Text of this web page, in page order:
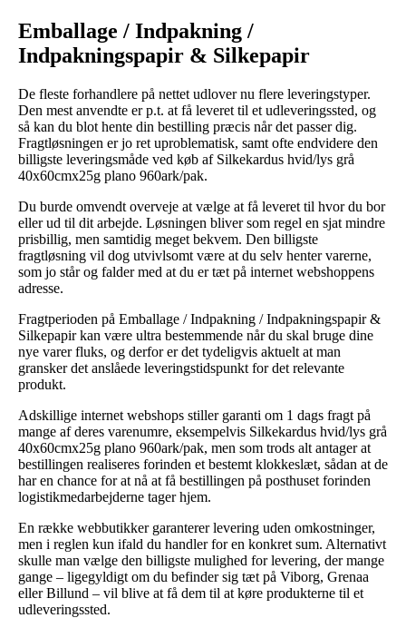
Emballage / Indpakning /
Indpakningspapir & Silkepapir
De fleste forhandlere på nettet udlover nu flere leveringstyper.
Den mest anvendte er p.t. at få leveret til et udleveringssted, og
så kan du blot hente din bestilling præcis når det passer dig.
Fragtløsningen er jo ret uproblematisk, samt ofte endvidere den
billigste leveringsmåde ved køb af Silkekardus hvid/lys grå
40x60cmx25g plano 960ark/pak.
Du burde omvendt overveje at vælge at få leveret til hvor du bor
eller ud til dit arbejde. Løsningen bliver som regel en sjat mindre
prisbillig, men samtidig meget bekvem. Den billigste
fragtløsning vil dog utvivlsomt være at du selv henter varerne,
som jo står og falder med at du er tæt på internet webshoppens
adresse.
Fragtperioden på Emballage / Indpakning / Indpakningspapir &
Silkepapir kan være ultra bestemmende når du skal bruge dine
nye varer fluks, og derfor er det tydeligvis aktuelt at man
gransker det anslåede leveringstidspunkt for det relevante
produkt.
Adskillige internet webshops stiller garanti om 1 dags fragt på
mange af deres varenumre, eksempelvis Silkekardus hvid/lys grå
40x60cmx25g plano 960ark/pak, men som trods alt antager at
bestillingen realiseres forinden et bestemt klokkeslæt, sådan at de
har en chance for at nå at få bestillingen på posthuset forinden
logistikmedarbejderne tager hjem.
En række webbutikker garanterer levering uden omkostninger,
men i reglen kun ifald du handler for en konkret sum. Alternativt
skulle man vælge den billigste mulighed for levering, der mange
gange – ligegyldigt om du befinder sig tæt på Viborg, Grenaa
eller Billund – vil blive at få dem til at køre produkterne til et
udleveringssted.